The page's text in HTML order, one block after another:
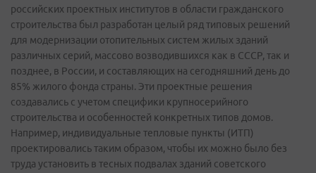
российских проектных институтов в области гражданского
строительства был разработан целый ряд типовых решений
для модернизации отопительных систем жилых зданий
различных серий, массово возводившихся как в СССР, так и
позднее, в России, и составляющих на сегодняшний день до
85% жилого фонда страны. Эти проектные решения
создавались с учетом специфики крупносерийного
строительства и особенностей конкретных типов домов.
Например, индивидуальные тепловые пункты (ИТП)
проектировались таким образом, чтобы их можно было без
труда установить в тесных подвалах зданий советского